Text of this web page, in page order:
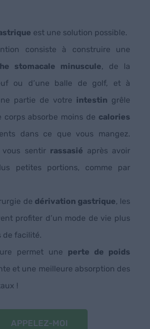
est une solution possible.
consiste à construire une
stomacale minuscule, de la
ou d’une balle de golf, et à
partie de votre intestin grêle
corps absorbe moins de calories
dans ce que vous mangez.
vous sentir rassasié après avoir
petites portions, comme par
de dérivation gastrique, les
profiter d’un mode de vie plus
de facilité.
permet une perte de poids
et une meilleure absorption des
!
APPELEZ-MOI